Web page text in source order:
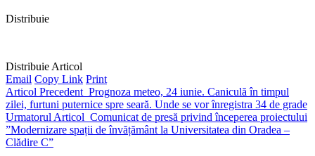
Distribuie
Distribuie Articol
Email Copy Link Print
Articol Precedent Prognoza meteo, 24 iunie. Caniculă în timpul
zilei, furtuni puternice spre seară. Unde se vor înregistra 34 de grade
Urmatorul Articol Comunicat de presă privind începerea proiectului
”Modernizare spații de învățământ la Universitatea din Oradea –
Clădire C”